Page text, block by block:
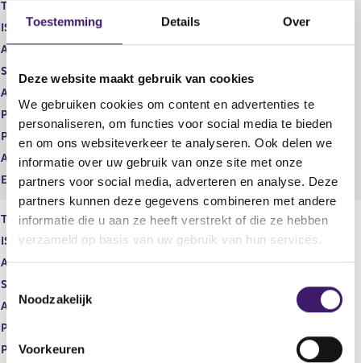
Toestemming Details Over
Deze website maakt gebruik van cookies
We gebruiken cookies om content en advertenties te
personaliseren, om functies voor social media te bieden
en om ons websiteverkeer te analyseren. Ook delen we
informatie over uw gebruik van onze site met onze
partners voor social media, adverteren en analyse. Deze
partners kunnen deze gegevens combineren met andere
informatie die u aan ze heeft verstrekt of die ze hebben
verzameld op basis van uw gebruik van hun services.
T
o
e
Noodzakelijk
Voorkeuren
g
s
e
r
e
s
u
l
a
a
t
g
r
r
s
l
a
Type instrument
ISIN
GB00BDCPN049
Aard transactie
Verwerving
Soort transactie
Verwerving
Aandelenoptie programma
Plaats van handel
Prijs
Aantal
2,74
Eenheid
USD
Type instrument
Gewoon aandeel
ISIN
GB00BDCPN049
Aard transactie
Verwerving
Soort transactie
Aandelenoptie programma
Plaats van handel
Prijs